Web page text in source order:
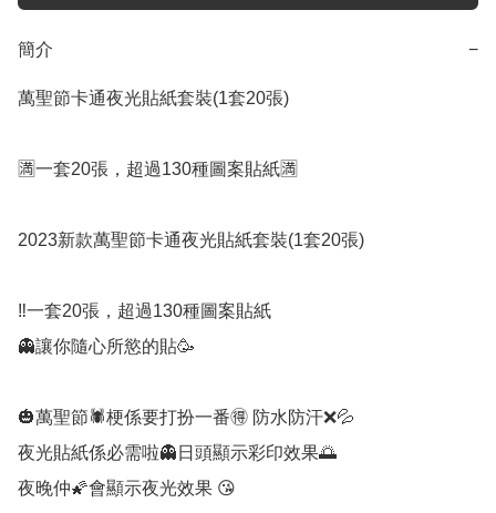
簡介 −
萬聖節卡通夜光貼紙套裝(1套20張)
🈵一套20張，超過130種圖案貼紙🈵
2023新款萬聖節卡通夜光貼紙套裝(1套20張)
‼️一套20張，超過130種圖案貼紙
👻讓你隨心所慾的貼🥳
🎃萬聖節🕷梗係要打扮一番🉐 防水防汗❌💦
夜光貼紙係必需啦👻日頭顯示彩印效果🌅
夜晚仲🌠會顯示夜光效果 😘